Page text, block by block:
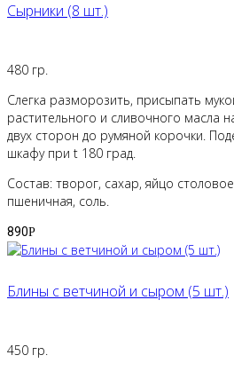
Сырники (8 шт.)
480 гр.
Слегка разморозить, присыпать
растительного и сливочного масла
двух сторон до румяной корочки.
шкафу при t 180 град.
Состав: творог, сахар, яйцо
пшеничная, соль.
890Р
Блины с ветчиной и сыром (5 шт.)
450 гр.